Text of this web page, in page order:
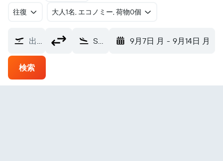
往復 ​大人1名, エコノミー, 荷物0個
出発地 Shungnak シャングナック空港 (SHG) 9月7日 月 - 9月14日 月
検索